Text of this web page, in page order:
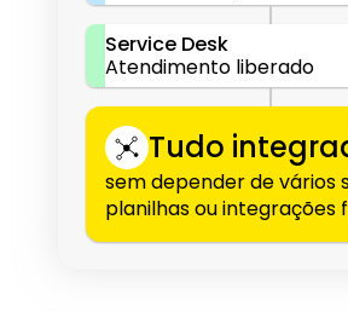
Service Desk
Atendimento liberado
Tudo
sem depender de vários
planilhas ou integrações